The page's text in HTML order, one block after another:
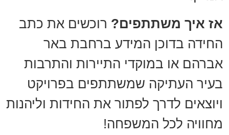
אז איך משתתפים? רוכשים את כתב
החידה בדוכן המידע ברחבת באר
אברהם או במוקדי התיירות והתרבות
בעיר העתיקה שמשתתפים בפרויקט
ויוצאים לדרך לפתור את החידות וליהנות
מחוויה לכל המשפחה!